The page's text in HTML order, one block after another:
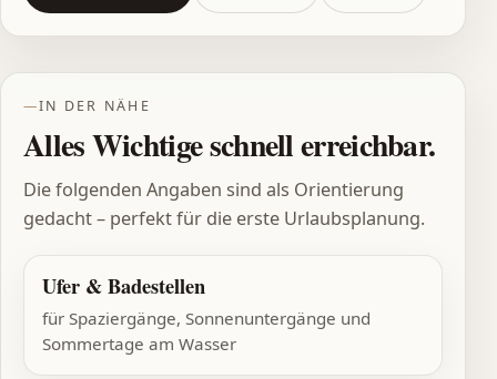
IN DER NÄHE
Alles Wichtige schnell erreichbar.
Die folgenden Angaben sind als Orientierung
gedacht – perfekt für die erste Urlaubsplanung.
Ufer & Badestellen
für Spaziergänge, Sonnenuntergänge und
Sommertage am Wasser